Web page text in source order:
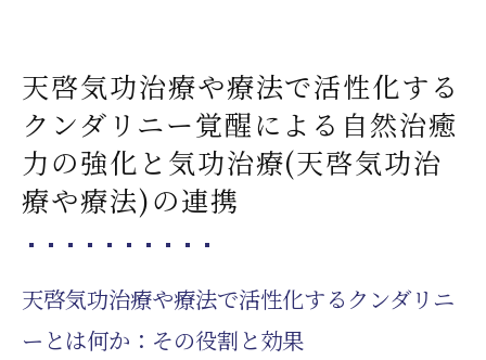
癒力の向上
気功(天啓気功治療や療法)の力を最大限に発
揮するための心構え
天啓気功治療や療法で活性化するクンダリニー
覚醒による遠隔気功施術(天啓気功治療や療法)
での健康の新しい可能性
天啓気功治療や療法で活性化するクンダリ
天啓気功治療や療法で活性化する
クンダリニー覚醒による自然治癒
力の強化と気功治療(天啓気功治
療や療法)の連携
天啓気功治療や療法で活性化するクンダリニ
ーとは何か：その役割と効果